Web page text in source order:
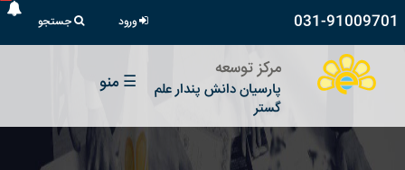
031-91009701 ورود جستجو
مرکز توسعه
پارسیان دانش پندار علم
گستر
☰ منو